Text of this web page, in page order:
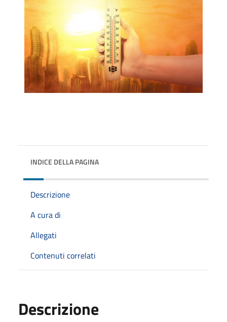
INDICE DELLA PAGINA
Descrizione
A cura di
Allegati
Contenuti correlati
Descrizione